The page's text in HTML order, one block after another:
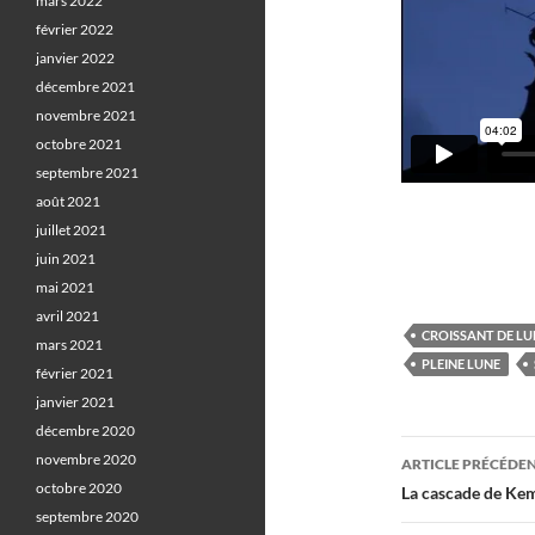
CROISSANT DE
PLEINE LUNE
des
ARTICLE
La cascade de
février 2022
janvier 2022
décembre 2021
novembre 2021
octobre 2021
septembre 2021
août 2021
juillet 2021
juin 2021
mai 2021
avril 2021
mars 2021
février 2021
janvier 2021
décembre 2020
novembre 2020
octobre 2020
septembre 2020